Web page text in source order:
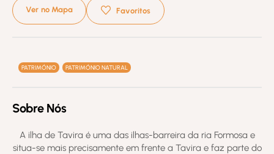
Ver no Mapa Favoritos
PATRIMÓNIO PATRIMÓNIO NATURAL
Sobre Nós
A ilha de Tavira é uma das ilhas-barreira da ria Formosa e
situa-se mais precisamente em frente a Tavira e faz parte do